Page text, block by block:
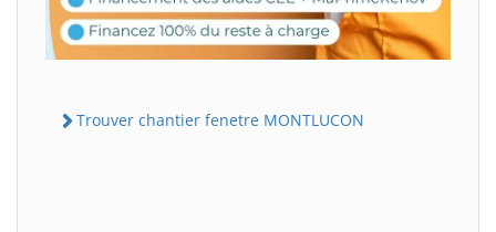
Trouver chantier fenetre MONTLUCON